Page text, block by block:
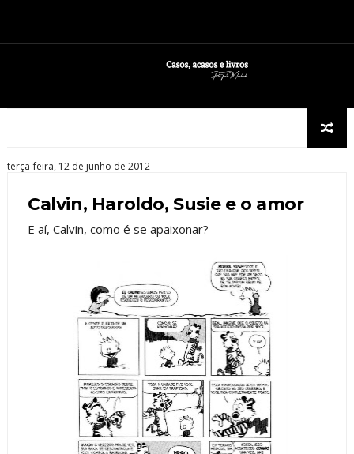
terça-feira, 12 de junho de 2012
Calvin, Haroldo, Susie e o amor
E aí, Calvin, como é se apaixonar?